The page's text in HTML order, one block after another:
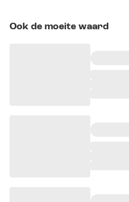
Ook de moeite waard